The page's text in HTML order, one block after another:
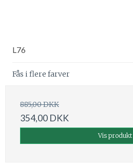
L76
Fås i flere farver
885,00 DKK
354,00 DKK
Vis produkt